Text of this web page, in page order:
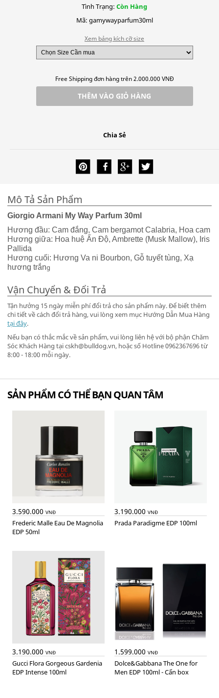
Tình Trạng: Còn Hàng
Mã: gamywayparfum30ml
Xem bảng kích cỡ size
Free Shipping đơn hàng trên 2.000.000 VNĐ
THÊM VÀO GIỎ HÀNG
Chia Sẻ
Mô Tả Sản Phẩm
Giorgio Armani My Way Parfum 30ml
Hương đầu: Cam đắng, Cam bergamot Calabria, Hoa cam
Hương giữa: Hoa huệ Ấn Độ, Ambrette (Musk Mallow), Iris
Pallida
Hương cuối: Hương Va ni Bourbon, Gỗ tuyết tùng, Xạ
hương trắng
Vận Chuyển & Đổi Trả
Tận hưởng 15 ngày miễn phí đổi trả cho sản phẩm này. Để biết thêm
chi tiết về cách đổi trả hàng, vui lòng xem mục Hướng Dẫn Mua Hàng
tại đây.
Nếu bạn có thắc mắc về sản phẩm, vui lòng liên hệ với bộ phận Chăm
Sóc Khách Hàng tại cskh@bulldog.vn, hoặc số Hotline 0962367696 từ
8:00 - 18:00 mỗi ngày.
SẢN PHẨM CÓ THỂ BẠN QUAN TÂM
3.590.000 VNĐ
Frederic Malle Eau De Magnolia
EDP 50ml
3.190.000 VNĐ
Prada Paradigme EDP 100ml
3.190.000 VNĐ
Gucci Flora Gorgeous Gardenia
EDP Intense 100ml
1.599.000 VNĐ
Dolce&Gabbana The One for
Men EDP 100ml - Cấn box